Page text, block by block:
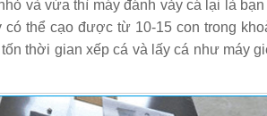
và vừa thì máy đánh vảy cá lại là
thể cạo được từ 10-15 con trong
thời gian xếp cá và lấy cá như máy